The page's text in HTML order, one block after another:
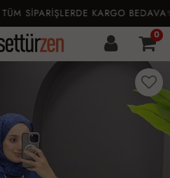
TÜM SİPARİŞLERDE KARGO BEDAVA✨
0